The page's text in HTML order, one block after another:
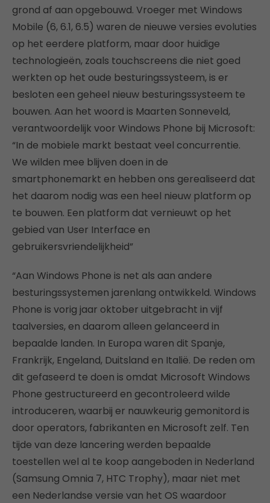
grond af aan opgebouwd. Vroeger met Windows
Mobile (6, 6.1, 6.5) waren de nieuwe versies evoluties
op het eerdere platform, maar door huidige
technologieën, zoals touchscreens die niet goed
werkten op het oude besturingssysteem, is er
besloten een geheel nieuw besturingssysteem te
bouwen. Aan het woord is Maarten Sonneveld,
verantwoordelijk voor Windows Phone bij Microsoft:
“In de mobiele markt bestaat veel concurrentie.
We wilden mee blijven doen in de
smartphonemarkt en hebben ons gerealiseerd dat
het daarom nodig was een heel nieuw platform op
te bouwen. Een platform dat vernieuwt op het
gebied van User Interface en
gebruikersvriendelijkheid”
“Aan Windows Phone is net als aan andere
besturingssystemen jarenlang ontwikkeld. Windows
Phone is vorig jaar oktober uitgebracht in vijf
taalversies, en daarom alleen gelanceerd in
bepaalde landen. In Europa waren dit Spanje,
Frankrijk, Engeland, Duitsland en Italië. De reden om
dit gefaseerd te doen is omdat Microsoft Windows
Phone gestructureerd en gecontroleerd wilde
introduceren, waarbij er nauwkeurig gemonitord is
door operators, fabrikanten en Microsoft zelf. Ten
tijde van deze lancering werden bepaalde
toestellen wel al te koop aangeboden in Nederland
(Samsung Omnia 7, HTC Trophy), maar niet met
een Nederlandse versie van het OS waardoor